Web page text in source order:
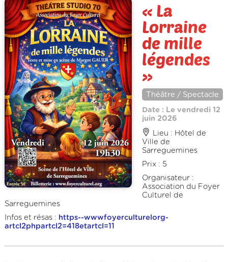
« La
Lorraine
de mille
légendes
»
Théâtre / Spectacle
Date : Le vendredi 12
juin 2026
Lieu : Hôtel de
Ville de
Sarreguemines
Prix : 5
Organisateur :
Association du Foyer
Culturel de
Sarreguemines
Infos et résas : https--wwwfoyerculturelorg-
artcl2phpartcl2=418etartcl=11